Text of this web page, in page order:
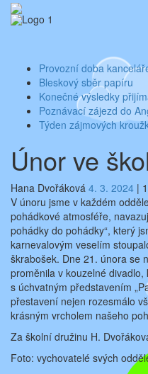
SkipAktuality ze školy
Základní škola Benešov,
Provozní doba
Bleskový sběr papíru
Konečné výsledky
Poznávací zájezd do
Týden zájmových
Únor ve
Hana Dvořáková 4. 3. 2024 |
V únoru jsme v každém
pohádkové atmosféře,
pohádky do pohádky“, který
karnevalovým veselím
škrabošek. Dne 21. února se
proměnila v kouzelné
s úchvatným představením
přestavení nejen rozesmálo
krásným vrcholem našeho
Za školní družinu H.
Foto: vychovatelé svých